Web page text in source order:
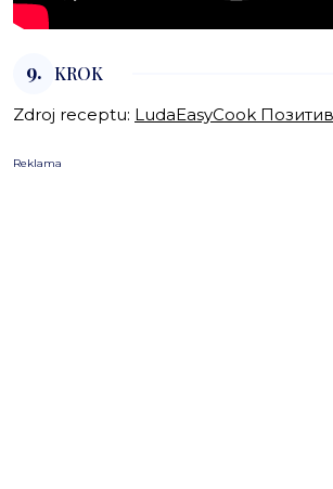
9. KROK
Zdroj receptu: LudaEasyCook
Reklama